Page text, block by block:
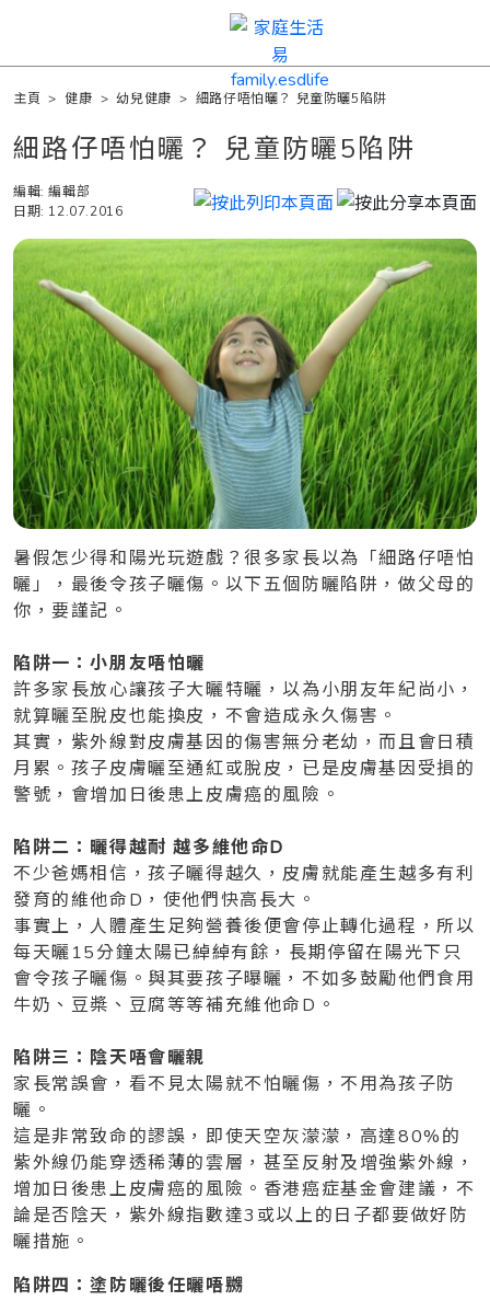
主頁 >健康 >幼兒健康 > 細路仔唔怕曬？ 兒童防曬5陷阱
細路仔唔怕曬？ 兒童防曬5陷阱
編輯: 編輯部
日期: 12.07.2016
暑假怎少得和陽光玩遊戲？很多家長以為「細路仔唔怕
曬」，最後令孩子曬傷。以下五個防曬陷阱，做父母的
你，要謹記。
陷阱一：小朋友唔怕曬
許多家長放心讓孩子大曬特曬，以為小朋友年紀尚小，
就算曬至脫皮也能換皮，不會造成永久傷害。
其實，紫外線對皮膚基因的傷害無分老幼，而且會日積
月累。孩子皮膚曬至通紅或脫皮，已是皮膚基因受損的
警號，會增加日後患上皮膚癌的風險。
陷阱二：曬得越耐越多維他命D
不少爸媽相信，孩子曬得越久，皮膚就能產生越多有利
發育的維他命D，使他們快高長大。
事實上，人體產生足夠營養後便會停止轉化過程，所以
每天曬15分鐘太陽已綽綽有餘，長期停留在陽光下只
會令孩子曬傷。與其要孩子曝曬，不如多鼓勵他們食用
牛奶、豆槳、豆腐等等補充維他命D。
陷阱三：陰天唔會曬親
家長常誤會，看不見太陽就不怕曬傷，不用為孩子防
曬。
這是非常致命的謬誤，即使天空灰濛濛，高達80%的
紫外線仍能穿透稀薄的雲層，甚至反射及增強紫外線，
增加日後患上皮膚癌的風險。香港癌症基金會建議，不
論是否陰天，紫外線指數達3或以上的日子都要做好防
曬措施。
陷阱四：塗防曬後任曬唔嬲